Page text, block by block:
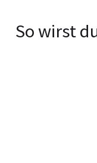
So wirst